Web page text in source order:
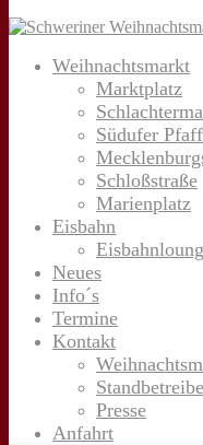
Weihnachtsmarkt
Marktplatz
Südufer
Schloßstraße
Marienplatz
Eisbahn
Neues
Info´s
Termine
Kontakt
Presse
Anfahrt